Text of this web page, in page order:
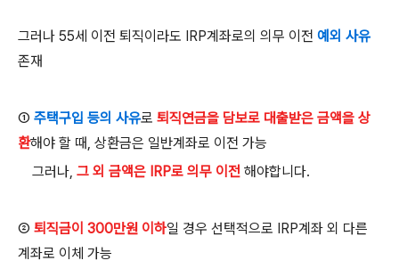
그러나 55세 이전 퇴직이라도 IRP계좌로의 의무 이전 예외 사유
존재
① 주택구입 등의 사유로 퇴직연금을 담보로 대출받은 금액을 상
환해야 할 때, 상환금은 일반계좌로 이전 가능
그러나, 그 외 금액은 IRP로 의무 이전 해야합니다.
② 퇴직금이 300만원 이하일 경우 선택적으로 IRP계좌 외 다른
계좌로 이체 가능